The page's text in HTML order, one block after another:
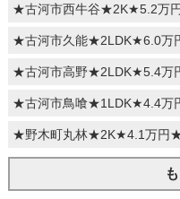
★古河市西牛谷★2K★5.2万
★古河市久能★2LDK★6.0万
★古河市高野★2LDK★5.4万
★古河市鳥喰★1LDK★4.4万
★野木町丸林★2K★4.1万円